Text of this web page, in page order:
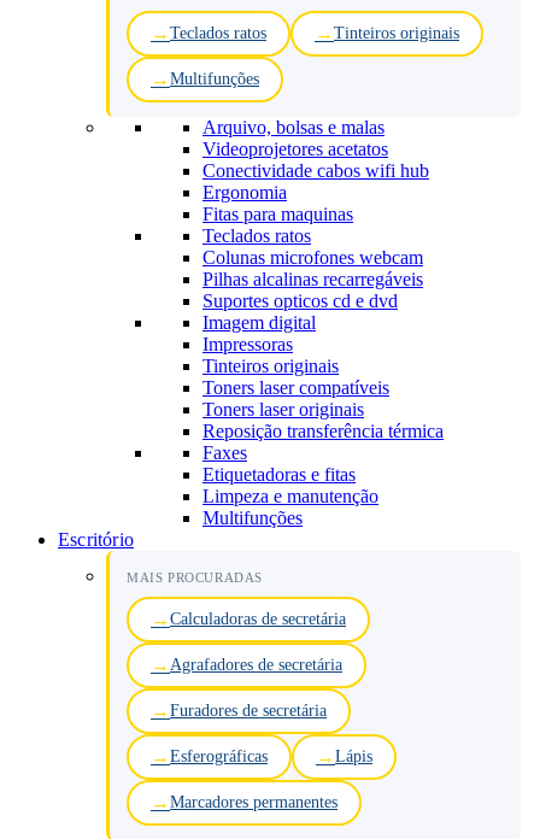
Teclados ratos Tinteiros originais
Multifunções
Arquivo, bolsas e malas
Videoprojetores acetatos
Conectividade cabos wifi hub
Ergonomia
Fitas para maquinas
Teclados ratos
Colunas microfones webcam
Pilhas alcalinas recarregáveis
Suportes opticos cd e dvd
Imagem digital
Impressoras
Tinteiros originais
Toners laser compatíveis
Toners laser originais
Reposição transferência térmica
Faxes
Etiquetadoras e fitas
Limpeza e manutenção
Multifunções
Escritório
MAIS PROCURADAS
Calculadoras de secretária
Agrafadores de secretária
Furadores de secretária
Esferográficas Lápis
Marcadores permanentes